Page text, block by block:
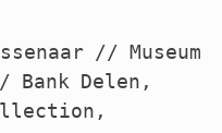
// Museum
Delen,